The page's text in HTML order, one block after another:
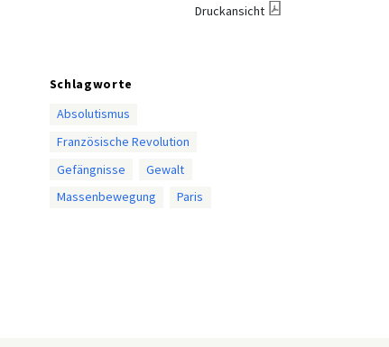
Druckansicht
Schlagworte
Absolutismus
Französische Revolution
Gefängnisse
Gewalt
Massenbewegung
Paris